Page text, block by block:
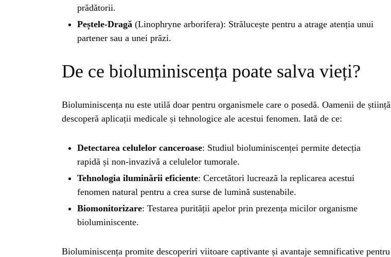
prădătorii.
Peștele-Dragă (Linophryne arborifera): Strălucește pentru a atrage atenția unui
partener sau a unei prăzi.
De ce bioluminiscența poate salva vieți?
Bioluminiscența nu este utilă doar pentru organismele care o posedă. Oamenii de știință
descoperă aplicații medicale și tehnologice ale acestui fenomen. Iată de ce:
Detectarea celulelor canceroase: Studiul bioluminiscenței permite detecția
rapidă și non-invazivă a celulelor tumorale.
Tehnologia iluminării eficiente: Cercetători lucrează la replicarea acestui
fenomen natural pentru a crea surse de lumină sustenabile.
Biomonitorizare: Testarea purității apelor prin prezența micilor organisme
bioluminiscente.
Bioluminiscența promite descoperiri viitoare captivante și avantaje semnificative pentru
NATURĂ
STIRI
ȘTIINȚA
ANIMALE
OAMENI
INSTALEAZA
APLICATIA